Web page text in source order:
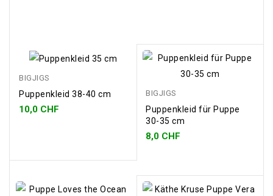
BIGJIGS
Puppenkleid 38-40 cm
10,0 CHF
BIGJIGS
Puppenkleid für Puppe
30-35 cm
8,0 CHF